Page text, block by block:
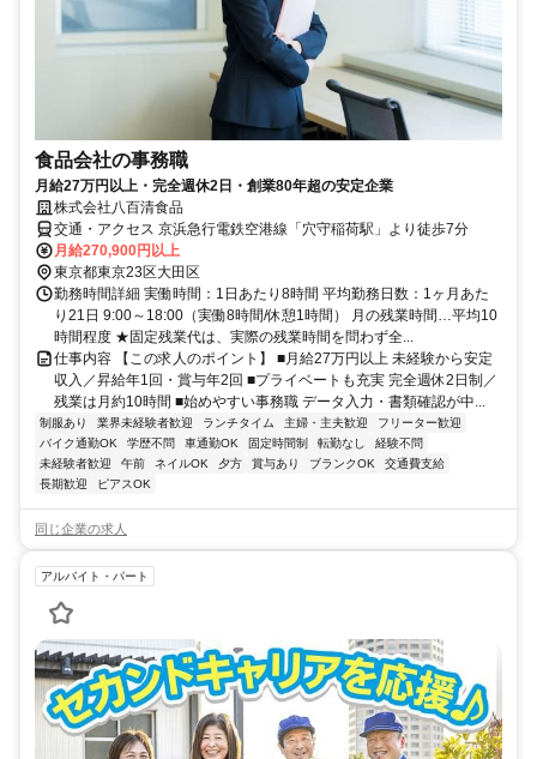
食品会社の事務職
月給27万円以上・完全週休2日・創業80年超の安定企業
株式会社八百清食品
交通・アクセス 京浜急行電鉄空港線「穴守稲荷駅」より徒歩7分
月給270,900円以上
東京都東京23区大田区
勤務時間詳細 実働時間：1日あたり8時間 平均勤務日数：1ヶ月あた
り21日 9:00～18:00（実働8時間/休憩1時間） 月の残業時間…平均10
時間程度 ★固定残業代は、実際の残業時間を問わず全...
仕事内容 【この求人のポイント】 ■月給27万円以上 未経験から安定
収入／昇給年1回・賞与年2回 ■プライベートも充実 完全週休2日制／
残業は月約10時間 ■始めやすい事務職 データ入力・書類確認が中...
制服あり 業界未経験者歓迎 ランチタイム 主婦・主夫歓迎
フリーター歓迎
バイク通勤OK
学歴不問 車通勤OK 固定時間制 転勤なし
経験不問
未経験者歓迎
午前 ネイルOK 夕方 賞与あり ブランクOK
交通費支給
長期歓迎
ピアスOK
同じ企業の求人
アルバイト・パート